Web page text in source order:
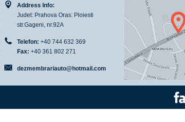
Address Info:
Judet: Prahova Oras: Ploiesti
str.Gageni, nr.92A
Telefon: +40 744 632 369
Fax: +40 361 802 271
dezmembrariauto@hotmail.com